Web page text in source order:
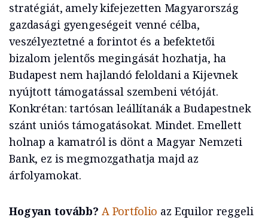
stratégiát, amely kifejezetten Magyarország
gazdasági gyengeségeit venné célba,
veszélyeztetné a forintot és a befektetői
bizalom jelentős megingását hozhatja, ha
Budapest nem hajlandó feloldani a Kijevnek
nyújtott támogatással szembeni vétóját.
Konkrétan: tartósan leállítanák a Budapestnek
szánt uniós támogatásokat. Mindet. Emellett
holnap a kamatról is dönt a Magyar Nemzeti
Bank, ez is megmozgathatja majd az
árfolyamokat.
Hogyan tovább? A Portfolio az Equilor reggeli